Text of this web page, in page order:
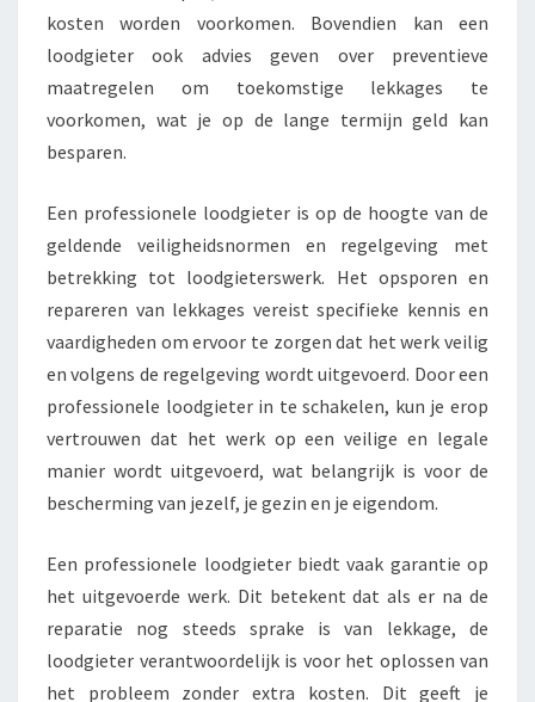
kosten worden voorkomen. Bovendien kan een
loodgieter ook advies geven over preventieve
maatregelen om toekomstige lekkages te
voorkomen, wat je op de lange termijn geld kan
besparen.
Een professionele loodgieter is op de hoogte van de
geldende veiligheidsnormen en regelgeving met
betrekking tot loodgieterswerk. Het opsporen en
repareren van lekkages vereist specifieke kennis en
vaardigheden om ervoor te zorgen dat het werk veilig
en volgens de regelgeving wordt uitgevoerd. Door een
professionele loodgieter in te schakelen, kun je erop
vertrouwen dat het werk op een veilige en legale
manier wordt uitgevoerd, wat belangrijk is voor de
bescherming van jezelf, je gezin en je eigendom.
Een professionele loodgieter biedt vaak garantie op
het uitgevoerde werk. Dit betekent dat als er na de
reparatie nog steeds sprake is van lekkage, de
loodgieter verantwoordelijk is voor het oplossen van
het probleem zonder extra kosten. Dit geeft je